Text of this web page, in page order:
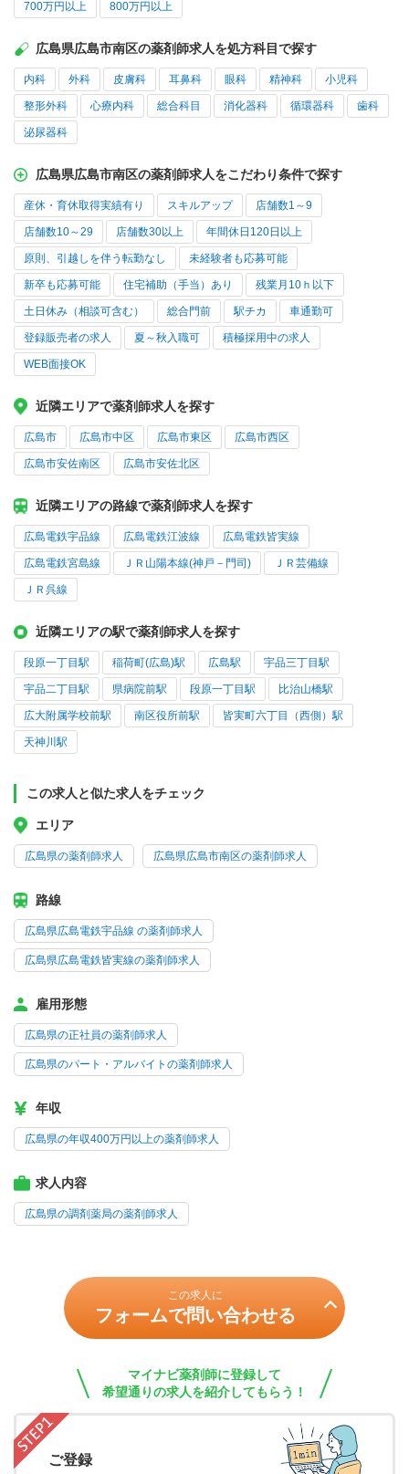
700万円以上 800万円以上
広島県広島市南区の薬剤師求人を処方科目で探す
内科 外科 皮膚科 耳鼻科 眼科 精神科 小児科
整形外科 心療内科 総合科目 消化器科 循環器科 歯科
泌尿器科
広島県広島市南区の薬剤師求人をこだわり条件で探す
産休・育休取得実績有り スキルアップ 店舗数1～9
店舗数10～29 店舗数30以上 年間休日120日以上
原則、引越しを伴う転勤なし 未経験者も応募可能
新卒も応募可能 住宅補助（手当）あり 残業月10ｈ以下
土日休み（相談可含む） 総合門前 駅チカ 車通勤可
登録販売者の求人 夏～秋入職可 積極採用中の求人
WEB面接OK
近隣エリアで薬剤師求人を探す
広島市 広島市中区 広島市東区 広島市西区
広島市安佐南区 広島市安佐北区
近隣エリアの路線で薬剤師求人を探す
広島電鉄宇品線 広島電鉄江波線 広島電鉄皆実線
広島電鉄宮島線 ＪＲ山陽本線(神戸－門司) ＪＲ芸備線
ＪＲ呉線
近隣エリアの駅で薬剤師求人を探す
段原一丁目駅 稲荷町(広島)駅 広島駅 宇品三丁目駅
宇品二丁目駅 県病院前駅 段原一丁目駅 比治山橋駅
広大附属学校前駅 南区役所前駅 皆実町六丁目（西側）駅
天神川駅
この求人と似た求人をチェック
エリア
広島県の薬剤師求人 広島県広島市南区の薬剤師求人
路線
広島県広島電鉄宇品線 の薬剤師求人
広島県広島電鉄皆実線の薬剤師求人
雇用形態
広島県の正社員の薬剤師求人
広島県のパート・アルバイトの薬剤師求人
年収
広島県の年収400万円以上の薬剤師求人
求人内容
広島県の調剤薬局の薬剤師求人
この求人に
フォームで問い合わせる
マイナビ薬剤師に登録して
希望通りの求人を紹介してもらう！
ご登録